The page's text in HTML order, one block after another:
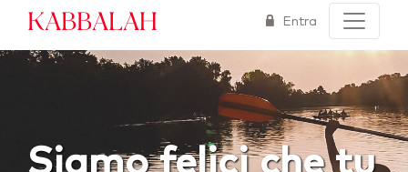
Kabbalah Entra
Siamo felici che tu